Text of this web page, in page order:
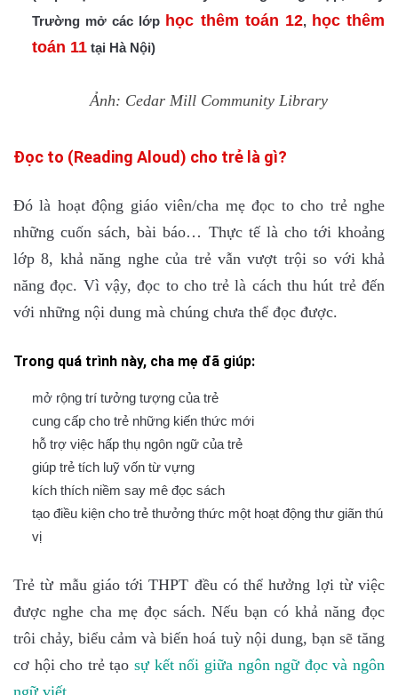
Trường mở các lớp học thêm toán 12, học thêm
toán 11 tại Hà Nội)
Ảnh: Cedar Mill Community Library
Đọc to (Reading Aloud) cho trẻ là gì?
Đó là hoạt động giáo viên/cha mẹ đọc to cho trẻ nghe
những cuốn sách, bài báo… Thực tế là cho tới khoảng
lớp 8, khả năng nghe của trẻ vẫn vượt trội so với khả
năng đọc. Vì vậy, đọc to cho trẻ là cách thu hút trẻ đến
với những nội dung mà chúng chưa thể đọc được.
Trong quá trình này, cha mẹ đã giúp:
mở rộng trí tưởng tượng của trẻ
cung cấp cho trẻ những kiến thức mới
hỗ trợ việc hấp thụ ngôn ngữ của trẻ
giúp trẻ tích luỹ vốn từ vựng
kích thích niềm say mê đọc sách
tạo điều kiện cho trẻ thưởng thức một hoạt động thư giãn thú
vị
Trẻ từ mẫu giáo tới THPT đều có thể hưởng lợi từ việc
được nghe cha mẹ đọc sách. Nếu bạn có khả năng đọc
trôi chảy, biểu cảm và biến hoá tuỳ nội dung, bạn sẽ tăng
cơ hội cho trẻ tạosự kết nối giữa ngôn ngữ đọc và ngôn
ngữ viết.